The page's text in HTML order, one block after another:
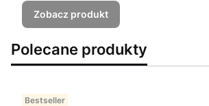
Zobacz produkt
Polecane produkty
Bestseller